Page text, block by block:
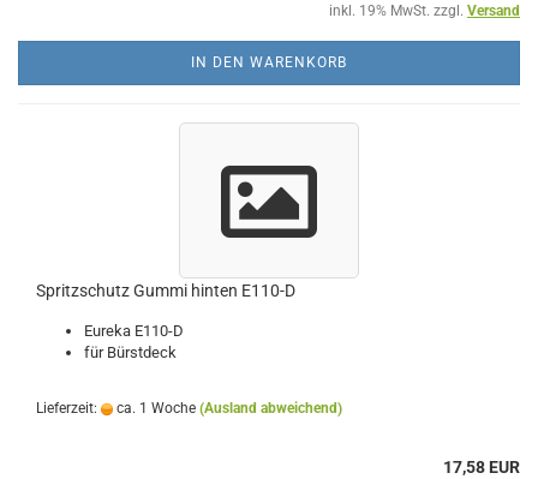
inkl. 19% MwSt. zzgl. Versand
IN DEN WARENKORB
Spritzschutz Gummi hinten E110-D
Eureka E110-D
für Bürstdeck
Lieferzeit: ca. 1 Woche (Ausland abweichend)
17,58 EUR